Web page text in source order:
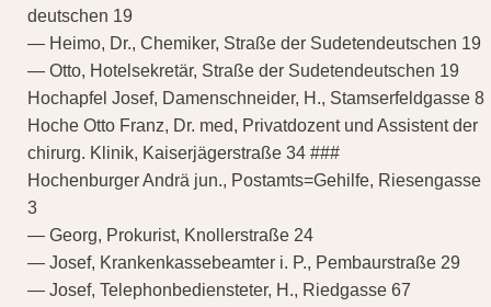
deutschen 19
— Heimo, Dr., Chemiker, Straße der Sudetendeutschen 19
— Otto, Hotelsekretär, Straße der Sudetendeutschen 19
Hochapfel Josef, Damenschneider, H., Stamserfeldgasse 8
Hoche Otto Franz, Dr. med, Privatdozent und Assistent der
chirurg. Klinik, Kaiserjägerstraße 34 ###
Hochenburger Andrä jun., Postamts=Gehilfe, Riesengasse
3
— Georg, Prokurist, Knollerstraße 24
— Josef, Krankenkassebeamter i. P., Pembaurstraße 29
— Josef, Telephonbediensteter, H., Riedgasse 67